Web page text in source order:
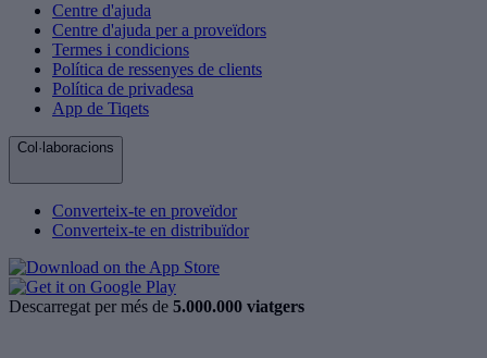
Centre d'ajuda
Centre d'ajuda per a proveïdors
Termes i condicions
Política de ressenyes de clients
Política de privadesa
App de Tiqets
Col·laboracions
Converteix-te en proveïdor
Converteix-te en distribuïdor
Descarregat per més de 5.000.000 viatgers